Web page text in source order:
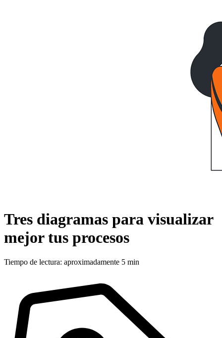
Tres diagramas para visualizar
mejor tus procesos
Tiempo de lectura: aproximadamente 5 min